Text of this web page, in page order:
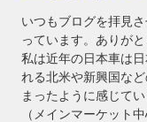
いつもブログを拝見
っています。ありがと
私は近年の日本車は
れる北米や新興国な
まったように感じて
（メインマーケット